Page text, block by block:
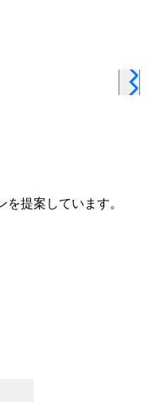
提案しています。